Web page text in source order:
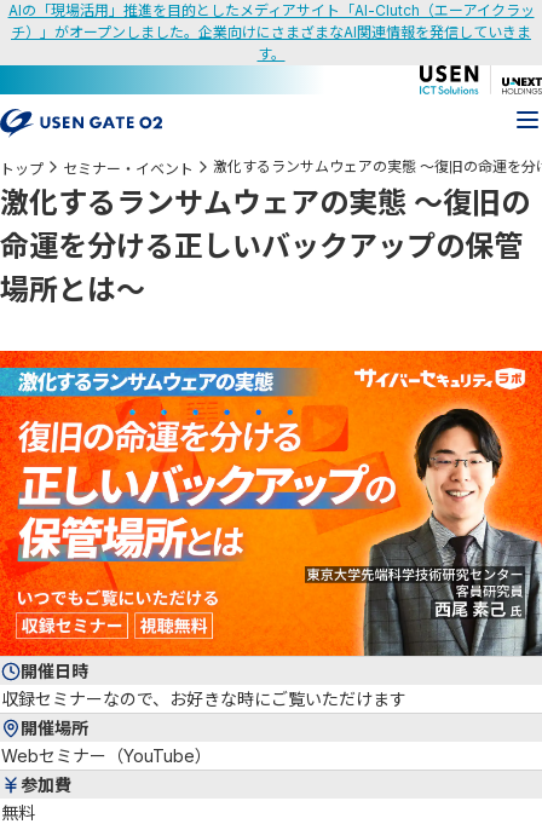
AIの「現場活用」推進を目的としたメディアサイト「AI-Clutch（エーアイクラッ
チ）」がオープンしました。企業向けにさまざまなAI関連情報を発信していきま
す。
トップ セミナー・イベント 激化するランサムウェアの実態 ～復旧の命運を
激化するランサムウェアの実態 ～復旧の
命運を分ける正しいバックアップの保管
場所とは～
開催日時
収録セミナーなので、お好きな時にご覧いただけます
開催場所
Webセミナー（YouTube）
参加費
無料